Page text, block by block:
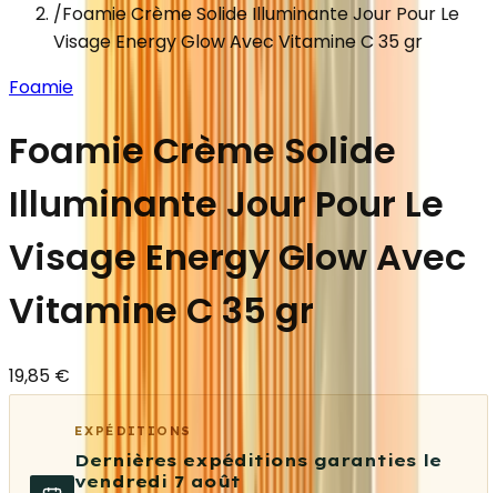
/Foamie Crème Solide Illuminante Jour Pour Le
Visage Energy Glow Avec Vitamine C 35 gr
Foamie
Foamie Crème Solide
Illuminante Jour Pour Le
Visage Energy Glow Avec
Vitamine C 35 gr
19,85 €
EXPÉDITIONS
Dernières expéditions garanties le
vendredi 7 août